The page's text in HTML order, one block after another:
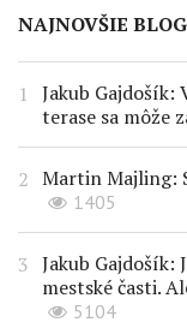
NAJNOVŠIE
Jakub Gajdošík:
terase sa môže
Martin Majling:
1405
Jakub Gajdošík:
mestské časti.
5104